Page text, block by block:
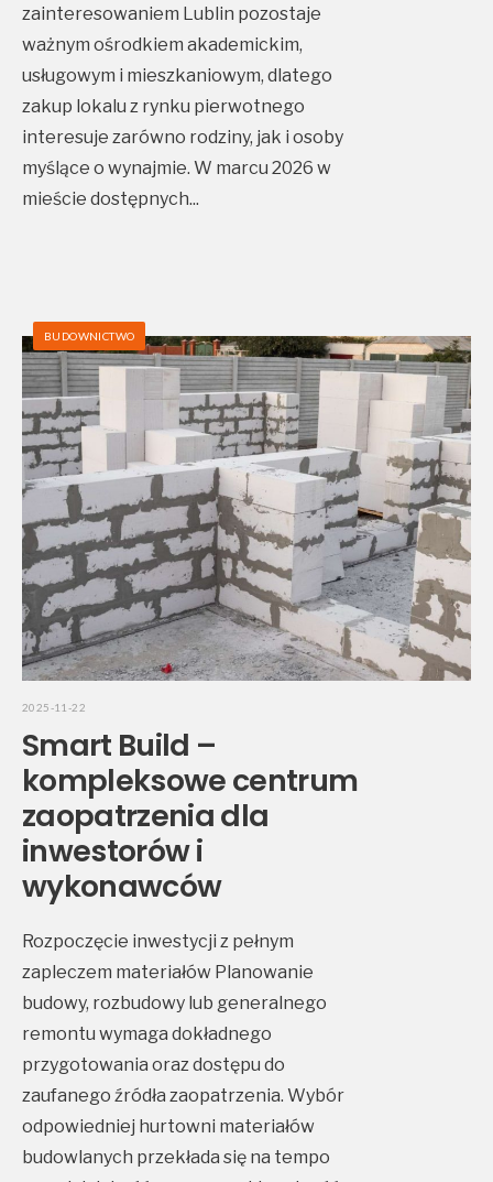
zainteresowaniem Lublin pozostaje
ważnym ośrodkiem akademickim,
usługowym i mieszkaniowym, dlatego
zakup lokalu z rynku pierwotnego
interesuje zarówno rodziny, jak i osoby
myślące o wynajmie. W marcu 2026 w
mieście dostępnych...
BUDOWNICTWO
2025-11-22
Smart Build –
kompleksowe centrum
zaopatrzenia dla
inwestorów i
wykonawców
Rozpoczęcie inwestycji z pełnym
zapleczem materiałów Planowanie
budowy, rozbudowy lub generalnego
remontu wymaga dokładnego
przygotowania oraz dostępu do
zaufanego źródła zaopatrzenia. Wybór
odpowiedniej hurtowni materiałów
budowlanych przekłada się na tempo